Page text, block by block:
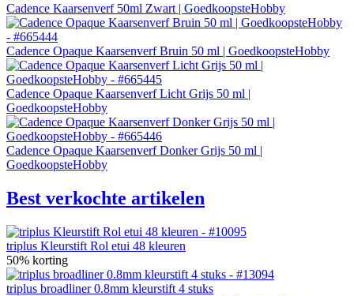
Cadence Kaarsenverf 50ml Zwart | GoedkoopsteHobby
Cadence Opaque Kaarsenverf Bruin 50 ml | GoedkoopsteHobby
Cadence Opaque Kaarsenverf Licht Grijs 50 ml |
GoedkoopsteHobby
Cadence Opaque Kaarsenverf Donker Grijs 50 ml |
GoedkoopsteHobby
Best verkochte artikelen
triplus Kleurstift Rol etui 48 kleuren
50% korting
triplus broadliner 0.8mm kleurstift 4 stuks